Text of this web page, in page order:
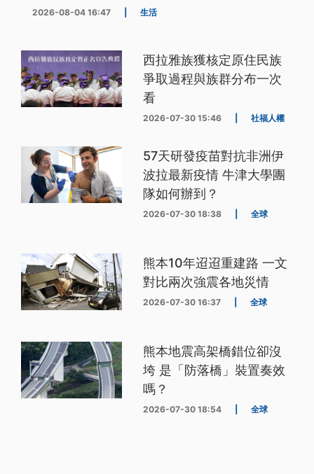
2026-08-04 16:47 生活
西拉雅族獲核定原住民族
爭取過程與族群分布一次
看
2026-07-30 15:46 社福人權
57天研發疫苗對抗非洲伊
波拉最新疫情 牛津大學團
隊如何辦到？
2026-07-30 18:38 全球
熊本10年迢迢重建路 一文
對比兩次強震各地災情
2026-07-30 16:37 全球
熊本地震高架橋錯位卻沒
垮 是「防落橋」裝置奏效
嗎？
2026-07-30 18:54 全球